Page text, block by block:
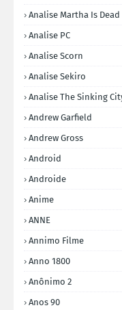
Analise Martha Is Dead
Analise PC
Analise Scorn
Analise Sekiro
Analise The Sinking
Andrew Garfield
Andrew Gross
Android
Androide
Anime
ANNE
Annimo Filme
Anno 1800
Anônimo 2
Anos 90